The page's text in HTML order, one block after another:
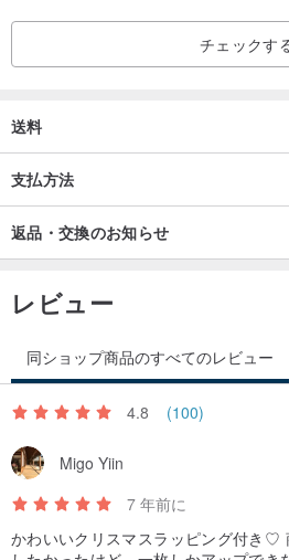
チェックす
送料
支払方法
返品・交換のお知らせ
レビュー
同ショップ商品のすべてのレビュー
4.8 (100)
Migo Yiin
7 年前に
かわいいクリスマスラッピング付き♡